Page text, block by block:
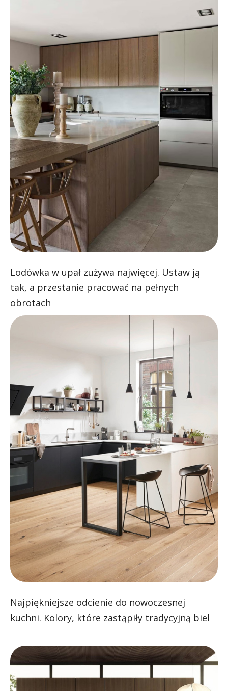
Lodówka w upał zużywa najwięcej. Ustaw ją
tak, a przestanie pracować na pełnych
obrotach
Najpiękniejsze odcienie do nowoczesnej
kuchni. Kolory, które zastąpiły tradycyjną biel